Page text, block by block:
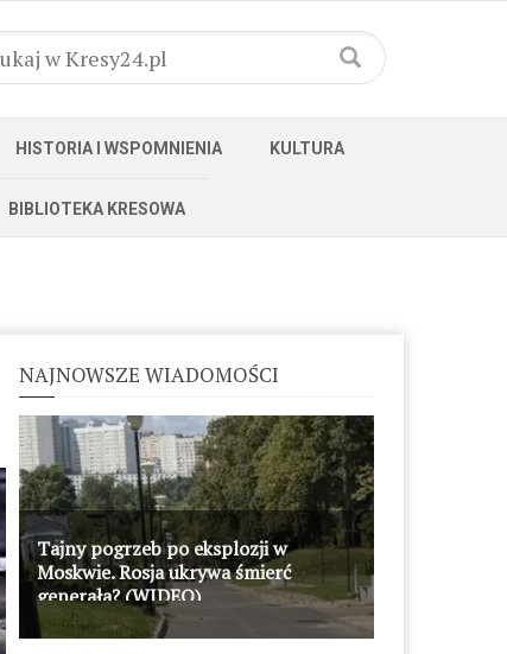
HISTORIA I WSPOMNIENIA KULTURA
BIBLIOTEKA KRESOWA
NAJNOWSZE WIADOMOŚCI
Tajny pogrzeb po eksplozji w
Moskwie. Rosja ukrywa śmierć
generała? (WIDEO)